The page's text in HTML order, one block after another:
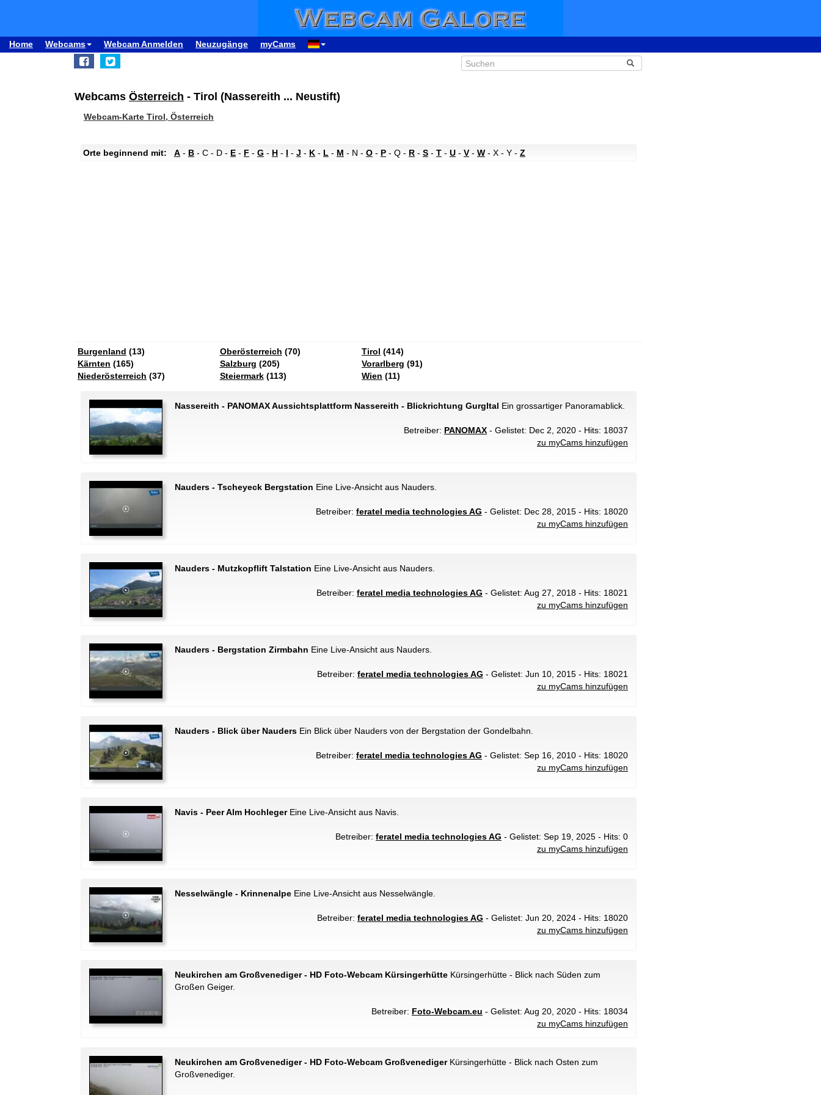
Home Webcams Webcam Anmelden Neuzugänge myCams
Webcams Österreich - Tirol (Nassereith ... Neustift)
Webcam-Karte Tirol, Österreich
Orte beginnend mit: A - B - C - D - E - F - G - H - I - J - K - L - M - N - O - P - Q - R - S - T - U - V- W- X - Y - Z
Burgenland (13)
Kärnten (165)
Niederösterreich (37)
Oberösterreich (70)
Salzburg (205)
Steiermark(113)
Tirol (414)
Vorarlberg (91)
Wien (11)
Nassereith - PANOMAX Aussichtsplattform Nassereith - Blickrichtung Gurgltal Ein grossartiger Panoramablick.
Betreiber: PANOMAX - Gelistet: Dec 2, 2020 - Hits: 18037
zu myCams hinzufügen
Nauders - Tscheyeck Bergstation Eine Live-Ansicht aus Nauders.
Betreiber: feratel media technologies AG - Gelistet: Dec 28, 2015 - Hits: 18020
zu myCams hinzufügen
Nauders - Mutzkopflift Talstation Eine Live-Ansicht aus Nauders.
Betreiber: feratel media technologies AG - Gelistet: Aug 27, 2018 - Hits: 18021
zu myCams hinzufügen
Nauders - Bergstation Zirmbahn Eine Live-Ansicht aus Nauders.
Betreiber: feratel media technologies AG - Gelistet: Jun 10, 2015 - Hits: 18021
zu myCams hinzufügen
Nauders - Blick über Nauders Ein Blick über Nauders von der Bergstation der Gondelbahn.
Betreiber: feratel media technologies AG - Gelistet: Sep 16, 2010 - Hits: 18020
zu myCams hinzufügen
Navis - Peer Alm HochlegerEine Live-Ansicht aus Navis.
Betreiber: feratel media technologies AG - Gelistet: Sep 19, 2025 - Hits: 0
zu myCams hinzufügen
Nesselwängle - Krinnenalpe Eine Live-Ansicht aus Nesselwängle.
Betreiber: feratel media technologies AG - Gelistet: Jun 20, 2024 - Hits: 18020
zu myCams hinzufügen
Neukirchen am Großvenediger - HD Foto-Webcam Kürsingerhütte Kürsingerhütte - Blick nach Süden zum
Großen Geiger.
Betreiber: Foto-Webcam.eu - Gelistet: Aug 20, 2020 - Hits: 18034
zu myCams hinzufügen
Neukirchen am Großvenediger - HD Foto-Webcam GroßvenedigerKürsingerhütte - Blick nach Osten zum
Großvenediger.